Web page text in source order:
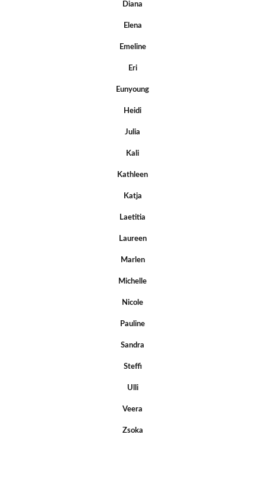
Diana
Elena
Emeline
Eri
Eunyoung
Heidi
Julia
Kali
Kathleen
Katja
Laetitia
Laureen
Marlen
Michelle
Nicole
Pauline
Sandra
Steffi
Ulli
Veera
Zsoka